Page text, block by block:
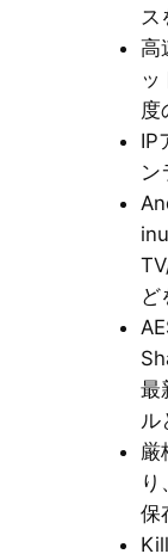
ス
高
度
IP
ン
ど
最
ル
厳
保